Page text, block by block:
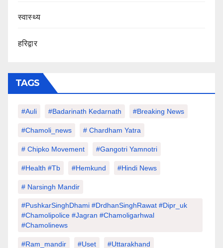
स्वास्थ्य
हरिद्वार
TAGS
#auli #Badarinath Kedarnath #Breaking News
#chamoli_news # Chardham Yatra
# Chipko Movement #Gangotri Yamnotri
#Health #tb #hemkund #hindi News
# Narsingh Mandir
#PushkarSinghDhami #drdhanSinghRawat #dipr_uk
#chamolipolice #Jagran #chamoligarhwal
#chamolinews
#Ram_mandir #uset #uttarakhand